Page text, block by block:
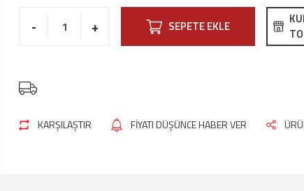
- + SEPETE EKLE
KARŞILAŞTIR FİYATI DÜŞÜNCE HABER VER